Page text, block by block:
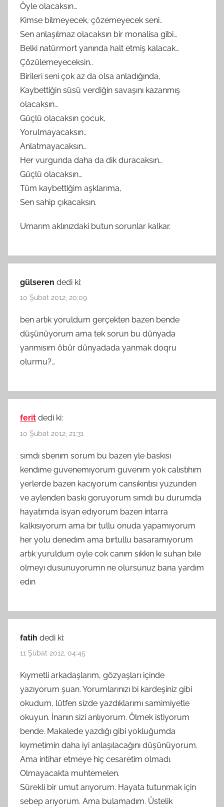
Öyle olacaksın…
Kimse bilmeyecek, çözemeyecek seni..
Sen anlaşılmaz olacaksın bir monalisa gibi…
Belki natürmort yanında halt etmiş kalacak…
Çözülemeyeceksin..
Birileri seni çok az da olsa anladığında,
Kaybettiğin süsü verdiğin savaşını kazanmış
olacaksın…
Güçlü olacaksın çocuk,
Yorulmayacaksın..
Anlatmayacaksın…
Her vurgunda daha da dik duracaksın…
Güçlü olacaksın…
Tüm kaybettiğim aşklarıma,
Sen sahip çıkacaksın.
Umarım aklınızdaki butun sorunlar kalkar.
gülseren dedi ki:
10 Şubat 2012, 20:09
ben artık yoruldum gerçekten bazen bende
düşünüyorum ama tek sorun bu dünyada
yanmısım öbür dünyadada yanmak doqru
olurmu?…
ferit dedi ki:
10 Şubat 2012, 21:31
sımdı sbenım sorum bu bazen yle baskısı
kendıme guvenemıyorum guvenım yok calıstıhım
yerlerde bazen kacıyorum cansıkıntısı yuzunden
ve aylenden baskı goruyorum sımdı bu durumda
hayatımda isyan edıyorum bazen intarra
kalkısıyorum ama bır tullu onuda yapamıyorum
her yolu denedım ama bırtullu basaramıyorum
artık yuruldum oyle cok canım sıkkın kı suhan bıle
olmeyı dusunuyorumn ne olursunuz bana yardım
edın
fatih dedi ki:
11 Şubat 2012, 04:45
Kıymetli arkadaşlarım, gözyaşları içinde
yazıyorum şuan. Yorumlarınızı bi kardeşiniz gibi
okudum, lütfen sizde yazdıklarımı samimiyetle
okuyun. İnanın sizi anlıyorum. Ölmek istiyorum
bende. Makalede yazdığı gibi yokluğumda
kıymetimin daha iyi anlaşılacağını düşünüyorum.
Ama intihar etmeye hiç cesaretim olmadı.
Olmayacakta muhtemelen.
Sürekli bir umut arıyorum. Hayata tutunmak için
sebep arıyorum. Ama bulamadım. Üstelik